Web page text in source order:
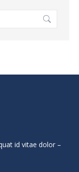
id vitae dolor –